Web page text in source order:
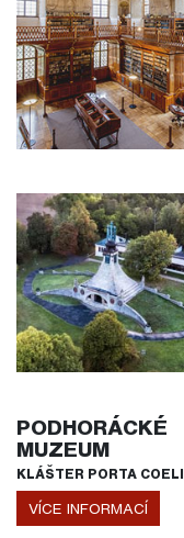
PODHORÁCKÉ
MUZEUM
KLÁŠTER PORTA COELI
VÍCE INFORMACÍ